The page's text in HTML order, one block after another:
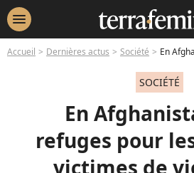
menu
Accueil Dernières actus Société En Afghanistan,
SOCIÉTÉ
En
refuges pour
victimes de